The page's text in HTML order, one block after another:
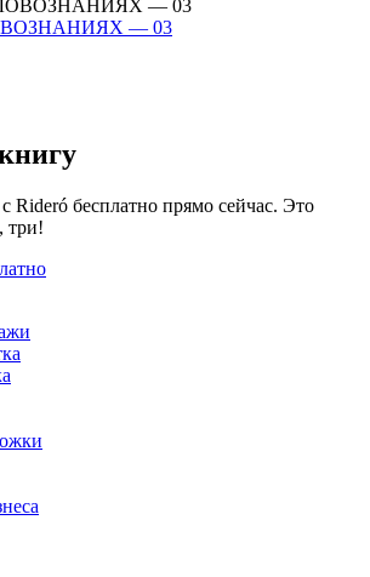
— 03
Rideró бесплатно прямо сейчас. Это
три!